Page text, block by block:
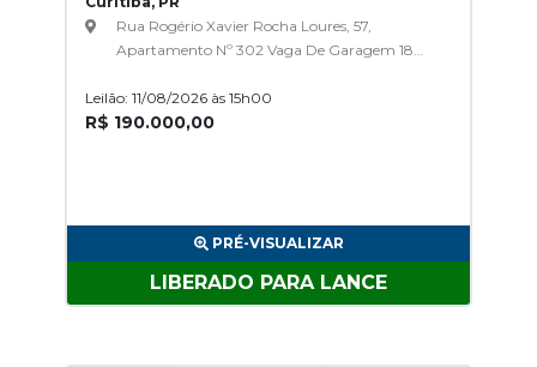
Rua Rogério Xavier Rocha Loures, 57,
Apartamento Nº 302 Vaga De Garagem 18
Pinheirinho
Leilão: 11/08/2026 às 15h00
R$ 190.000,00
PRÉ-VISUALIZAR
LIBERADO PARA LANCE